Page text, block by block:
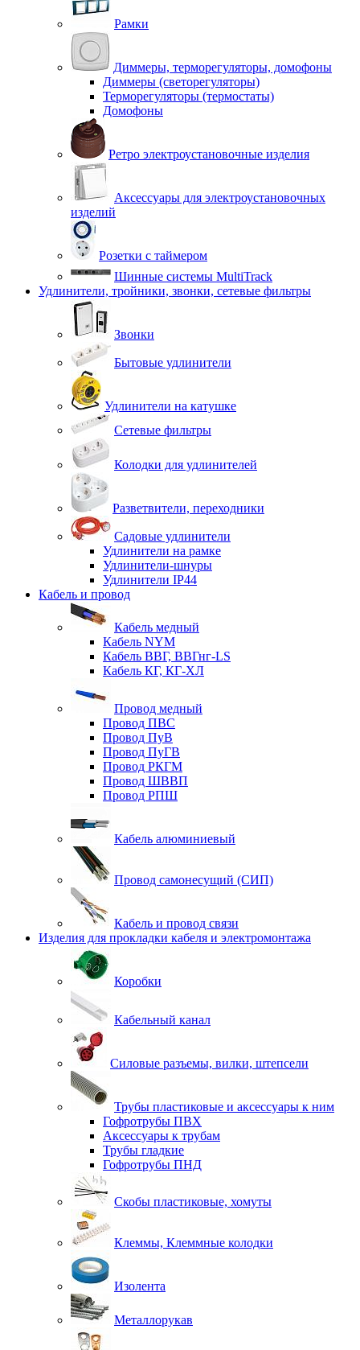
Рамки
Диммеры, терморегуляторы, домофоны
Диммеры (светорегуляторы)
Терморегуляторы (термостаты)
Домофоны
Ретро электроустановочные изделия
Аксессуары для электроустановочных
изделий
Розетки с таймером
Шинные системы MultiTrack
Удлинители, тройники, звонки, сетевые фильтры
Звонки
Бытовые удлинители
Удлинители на катушке
Сетевые фильтры
Колодки для удлинителей
Разветвители, переходники
Садовые удлинители
Удлинители на рамке
Удлинители-шнуры
Удлинители IP44
Кабель и провод
Кабель медный
Кабель NYM
Кабель ВВГ, ВВГнг-LS
Кабель КГ, КГ-ХЛ
Провод медный
Провод ПВС
Провод ПуВ
Провод ПуГВ
Провод РКГМ
Провод ШВВП
Провод РПШ
Кабель алюминиевый
Провод самонесущий (СИП)
Кабель и провод связи
Изделия для прокладки кабеля и электромонтажа
Коробки
Кабельный канал
Силовые разъемы, вилки, штепсели
Трубы пластиковые и аксессуары к ним
Гофротрубы ПВХ
Аксессуары к трубам
Трубы гладкие
Гофротрубы ПНД
Скобы пластиковые, хомуты
Клеммы, Клеммные колодки
Изолента
Металлорукав